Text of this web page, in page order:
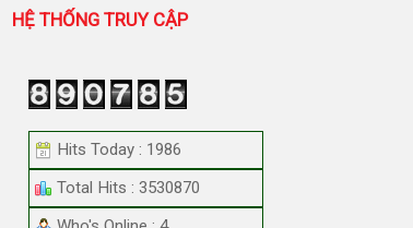
HỆ THỐNG TRUY CẬP
Hits Today : 1986
Total Hits : 3530870